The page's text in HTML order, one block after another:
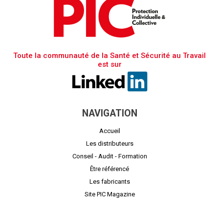
Toute la communauté de la Santé et Sécurité au Travail
est sur
NAVIGATION
Accueil
Les distributeurs
Conseil - Audit - Formation
Être référencé
Les fabricants
Site PIC Magazine